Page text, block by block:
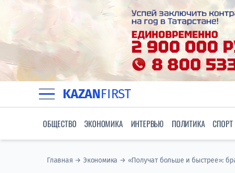
KAZANFIRST
ОБЩЕСТВО ЭКОНОМИКА ИНТЕРВЬЮ ПОЛИТИКА СПОРТ
Главная →Экономика → «Получат больше и быстрее»: